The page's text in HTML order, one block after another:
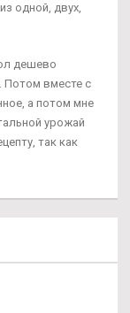
одной, двух,
дешево
Потом вместе с
а потом мне
урожай
так как